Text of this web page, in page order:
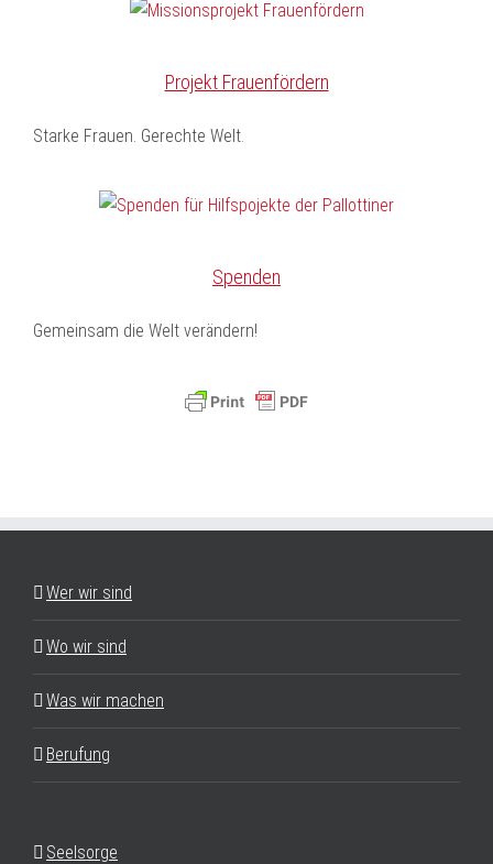
Projekt Frauenfördern
Starke Frauen. Gerechte Welt.
Spenden
Gemeinsam die Welt verändern!
Wer wir sind
Wo wir sind
Was wir machen
Berufung
Seelsorge